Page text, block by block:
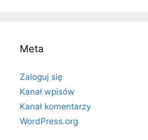
Meta
Zaloguj się
Kanał wpisów
Kanał komentarzy
WordPress.org